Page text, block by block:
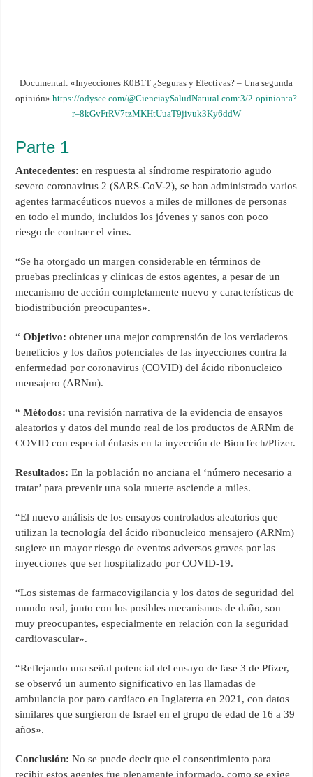
Documental: «Inyecciones K0B1T ¿Seguras y Efectivas? – Una segunda
opinión»https://odysee.com/@CienciaySaludNatural.com:3/2-opinion:a?
r=8kGvFrRV7tzMKHtUuaT9jivuk3Ky6ddW
Parte 1
Antecedentes: en respuesta al síndrome respiratorio agudo
severo coronavirus 2 (SARS-CoV-2), se han administrado varios
agentes farmacéuticos nuevos a miles de millones de personas
en todo el mundo, incluidos los jóvenes y sanos con poco
riesgo de contraer el virus.
“Se ha otorgado un margen considerable en términos de
pruebas preclínicas y clínicas de estos agentes, a pesar de un
mecanismo de acción completamente nuevo y características de
biodistribución preocupantes».
“Objetivo: obtener una mejor comprensión de los verdaderos
beneficios y los daños potenciales de las inyecciones contra la
enfermedad por coronavirus (COVID) del ácido ribonucleico
mensajero (ARNm).
“Métodos: una revisión narrativa de la evidencia de ensayos
aleatorios y datos del mundo real de los productos de ARNm de
COVID con especial énfasis en la inyección de BionTech/Pfizer.
Resultados: En la población no anciana el ‘número necesario a
tratar’ para prevenir una sola muerte asciende a miles.
“El nuevo análisis de los ensayos controlados aleatorios que
utilizan la tecnología del ácido ribonucleico mensajero (ARNm)
sugiere un mayor riesgo de eventos adversos graves por las
inyecciones que ser hospitalizado por COVID-19.
“Los sistemas de farmacovigilancia y los datos de seguridad del
mundo real, junto con los posibles mecanismos de daño, son
muy preocupantes, especialmente en relación con la seguridad
cardiovascular».
“Reflejando una señal potencial del ensayo de fase 3 de Pfizer,
se observó un aumento significativo en las llamadas de
ambulancia por paro cardíaco en Inglaterra en 2021, con datos
similares que surgieron de Israel en el grupo de edad de 16 a 39
años».
Conclusión: No se puede decir que el consentimiento para
recibir estos agentes fue plenamente informado, como se exige